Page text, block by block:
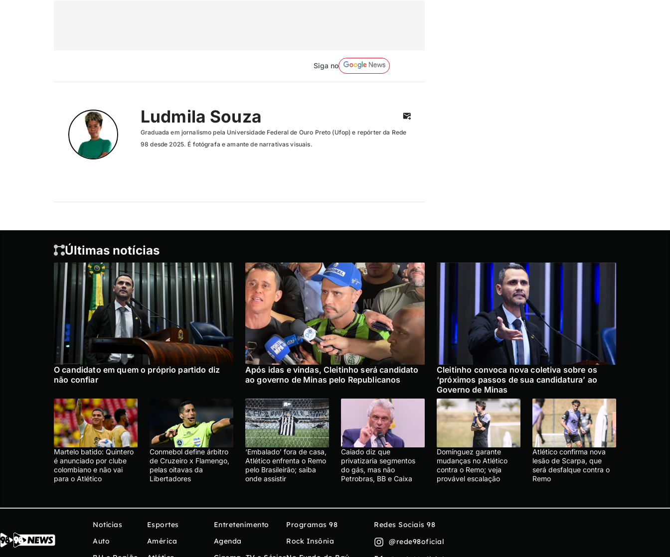
Siga no
Ludmila Souza
Graduada em jornalismo pela Universidade Federal de Ouro Preto (Ufop) e repórter da Rede
98 desde 2025. É fotógrafa e amante de narrativas visuais.
Últimas notícias
O candidato em quem o próprio partido diz
não confiar
Após idas e vindas, Cleitinho será candidato
ao governo de Minas pelo Republicanos
Cleitinho convoca nova coletiva sobre os
‘próximos passos de sua candidatura’ ao
Governo de Minas
Martelo batido: Quintero
é anunciado por clube
colombiano e não vai
para o Atlético
Conmebol define árbitro
de Cruzeiro x Flamengo,
pelas oitavas da
Libertadores
‘Embalado’ fora de casa,
Atlético enfrenta o Remo
pelo Brasileirão; saiba
onde assistir
Caiado diz que
privatizaria segmentos
do gás, mas não
Petrobras, BB e Caixa
Domínguez garante
mudanças no Atlético
contra o Remo; veja
provável escalação
Atlético confirma nova
lesão de Scarpa, que
será desfalque contra o
Remo
Notícias
Auto
Esportes
América
Entretenimento
Agenda
Programas 98
Rock Insônia
Redes Sociais 98
@rede98oficial